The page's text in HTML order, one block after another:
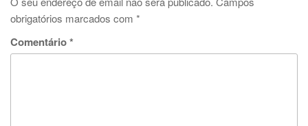
obrigatórios marcados com *
Comentário*